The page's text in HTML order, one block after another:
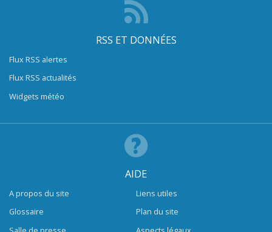
RSS ET DONNÉES
Flux RSS alertes
Flux RSS actualités
Widgets météo
AIDE
A propos du site
Glossaire
Liens utiles
Plan du site